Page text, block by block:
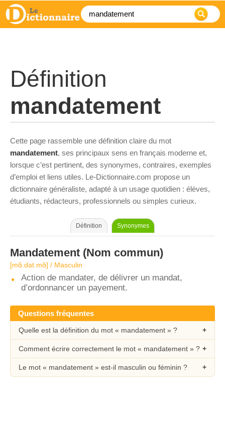
Définition
mandatement
Cette page rassemble une définition claire du mot
mandatement, ses principaux sens en français moderne et,
lorsque c’est pertinent, des synonymes, contraires, exemples
d’emploi et liens utiles. Le-Dictionnaire.com propose un
dictionnaire généraliste, adapté à un usage quotidien : élèves,
étudiants, rédacteurs, professionnels ou simples curieux.
Définition Synonymes
Mandatement (Nom commun)
[mɑ̃.dat.mɑ̃] / Masculin
Action de mandater, de délivrer un mandat,
d’ordonnancer un payement.
Questions fréquentes
Quelle est la définition du mot « mandatement » ?
Comment écrire correctement le mot « mandatement » ?
Le mot « mandatement » est-il masculin ou féminin ?